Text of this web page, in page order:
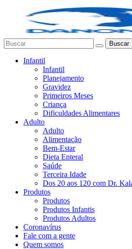
Buscar
Infantil
Infantil
Planejamento
Gravidez
Primeiros Meses
Criança
Dificuldades Alimentares
Adulto
Adulto
Alimentação
Bem-Estar
Dieta Enteral
Saúde
Terceira Idade
Dos 20 aos 120 com Dr.
Produtos
Produtos
Produtos Infantis
Produtos Adultos
Coronavírus
Fale com a gente
Quem somos